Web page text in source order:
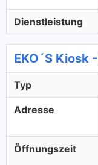
Dienstleistung
EKO´S Kiosk
Typ
Adresse
Öffnungszeit